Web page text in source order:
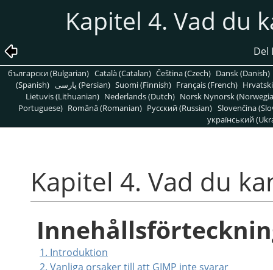
Kapitel 4. Vad du
Del
български (Bulgarian) Català (Catalan) Čeština (Czech) Dansk (Danish)
(Spanish)
پارسی (Persian) Suomi (Finnish) Français (French)
Lietuvis (Lithuanian) Nederlands (Dutch) Norsk Nynorsk
Portuguese) Română (Romanian) Pусский (Russian) Slovenčina
український
Kapitel 4. Vad du
1. Introduktion
2. Vanliga orsaker till att GIMP inte svarar